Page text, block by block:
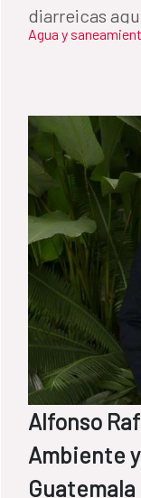
diarreicas
comunidades.
Agua y
Alfonso
Ambiente
Guatemala